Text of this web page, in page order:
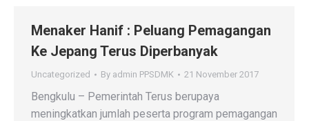
Menaker Hanif : Peluang Pemagangan
Ke Jepang Terus Diperbanyak
Uncategorized By admin PPSDMK 21 November 2017
Bengkulu – Pemerintah Terus berupaya
meningkatkan jumlah peserta program pemagangan